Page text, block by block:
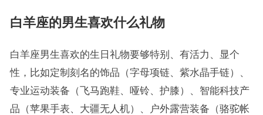
白羊座的男生喜欢什么礼物
白羊座男生喜欢的生日礼物要够特别、有活力、显个
性，比如定制刻名的饰品（字母项链、紫水晶手链）、
专业运动装备（飞马跑鞋、哑铃、护膝）、智能科技产
品（苹果手表、大疆无人机）、户外露营装备（骆驼帐